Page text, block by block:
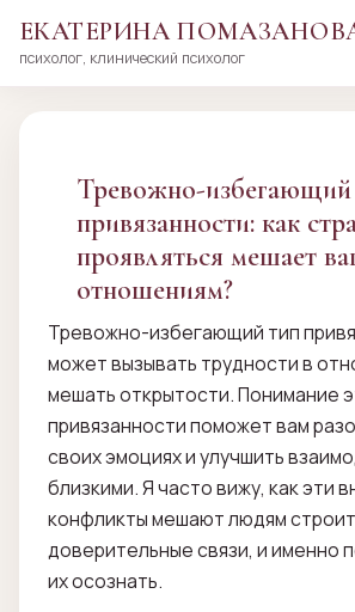
ЕКАТЕРИНА
психолог, клинический психолог
Тревожно-
привязанности: как
проявляться мешает
отношениям?
Тревожно-избегающий тип
может вызывать трудности в
мешать открытости. Понимание
привязанности поможет вам
своих эмоциях и улучшить
близкими. Я часто вижу, как эти
конфликты мешают людям
доверительные связи, и именно
их осознать.